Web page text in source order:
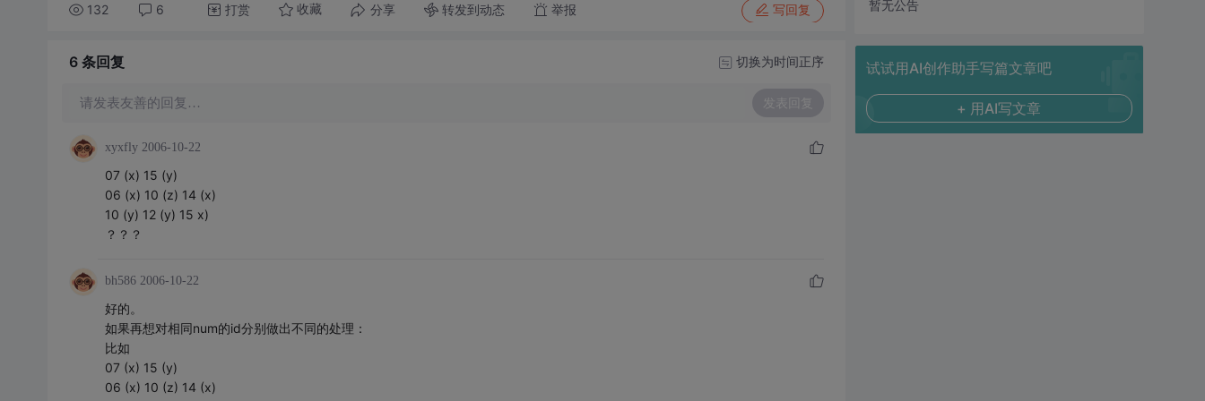
132 6 打赏 收藏 分享 转发到动态 举报 写回复
6 条回复 切换为时间正序
请发表友善的回复… 发表回复
xyxfly 2006-10-22
07 (x) 15 (y)
06 (x) 10 (z) 14 (x)
10 (y) 12 (y) 15 x)
？？？
bh586 2006-10-22
好的。
如果再想对相同num的id分别做出不同的处理：
比如
07 (x) 15 (y)
06 (x) 10 (z) 14 (x)
暂无公告
试试用AI创作助手写篇文章吧
+ 用AI写文章